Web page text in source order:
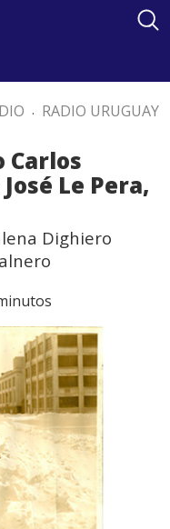
. RADIO URUGUAY
Carlos
Le Pera,
Dighiero